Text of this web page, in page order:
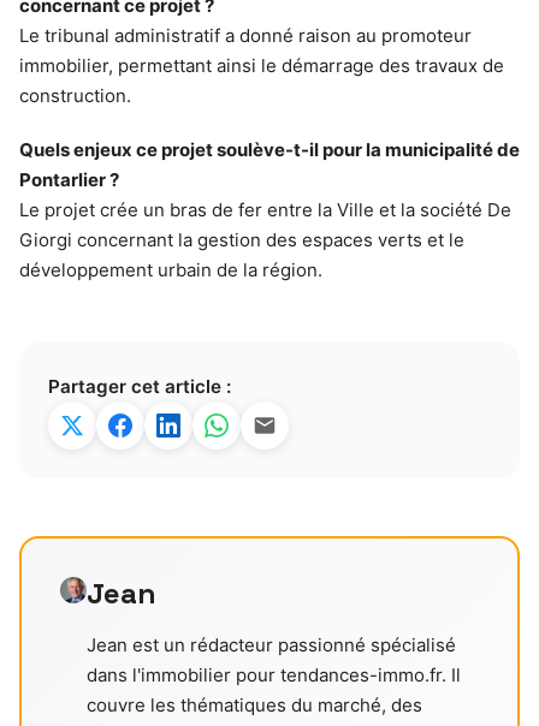
concernant ce projet ?
Le tribunal administratif a donné raison au promoteur
immobilier, permettant ainsi le démarrage des travaux de
construction.
Quels enjeux ce projet soulève-t-il pour la municipalité de
Pontarlier ?
Le projet crée un bras de fer entre la Ville et la société De
Giorgi concernant la gestion des espaces verts et le
développement urbain de la région.
Partager cet article :
Jean
Jean est un rédacteur passionné spécialisé
dans l'immobilier pour tendances-immo.fr. Il
couvre les thématiques du marché, des